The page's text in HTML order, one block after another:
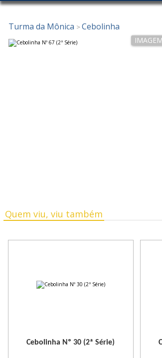
Turma da Mônica >Cebolinha
Quem viu, viu também
Cebolinha Nº 30 (2ª Série)